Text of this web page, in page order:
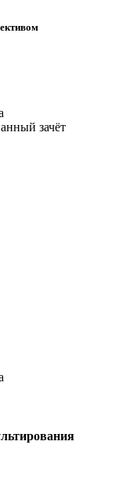
зачёт